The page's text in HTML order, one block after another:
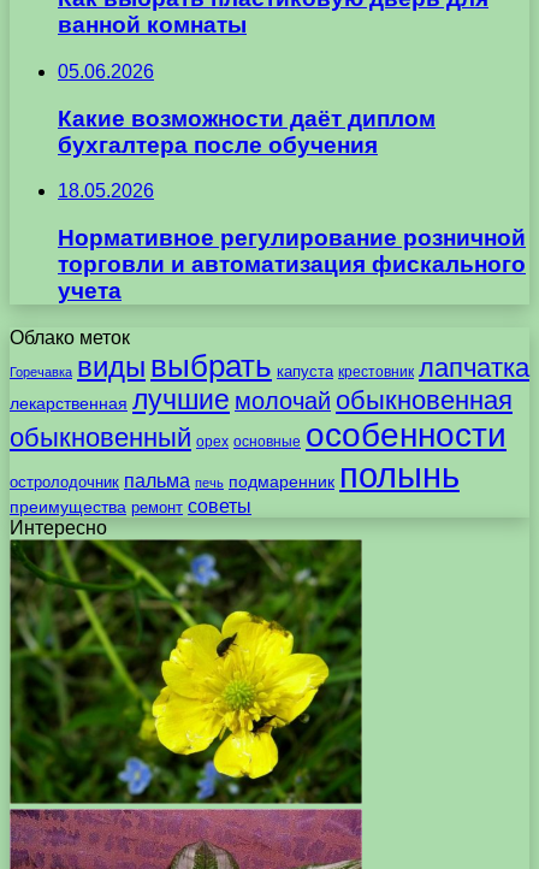
ванной комнаты
05.06.2026
Какие возможности даёт диплом
бухгалтера после обучения
18.05.2026
Нормативное регулирование розничной
торговли и автоматизация фискального
учета
Облако меток
Горечавка виды выбрать капуста крестовник лапчатка
лекарственная лучшие молочай обыкновенная
обыкновенный орех основные особенности
остролодочник пальма печь подмаренник полынь
преимущества ремонт советы
Интересно